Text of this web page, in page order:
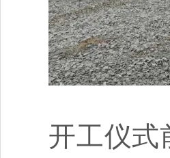
开工仪式